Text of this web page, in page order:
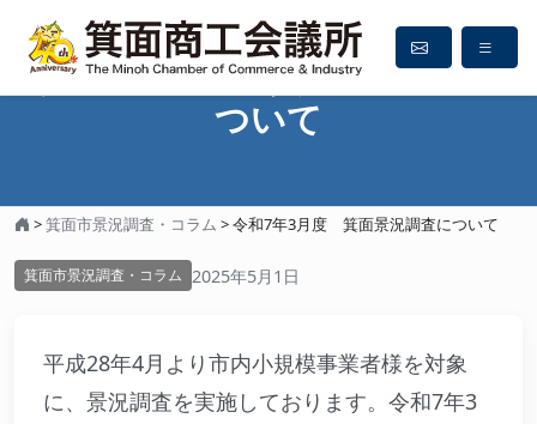
令和7年3月度 箕面景況調査に
ついて
>箕面市景況調査・コラム >令和7年3月度 箕面景況調査について
箕面市景況調査・コラム 2025年5月1日
平成28年4月より市内小規模事業者様を対象
に、景況調査を実施しております。令和7年3